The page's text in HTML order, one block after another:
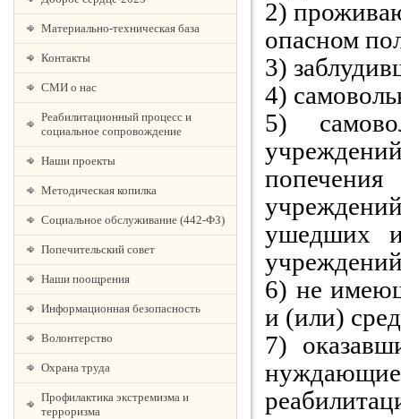
Материально-техническая база
Контакты
СМИ о нас
Реабилитационный процесс и
социальное сопровождение
Наши проекты
Методическая копилка
Социальное обслуживание (442-ФЗ)
Попечительский совет
Наши поощрения
Информационная безопасность
Волонтерство
Охрана труда
Профилактика экстремизма и
терроризма
2)
опасном
3)
4)
5)
ушедших
6) не
и (или)
7)